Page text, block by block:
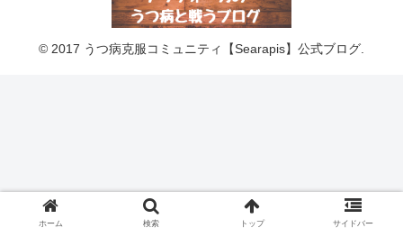
© 2017 うつ病克服コミュニティ【Searapis】公式ブログ.
ホーム 検索 トップ サイドバー